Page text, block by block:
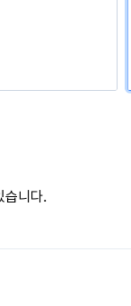
니다.